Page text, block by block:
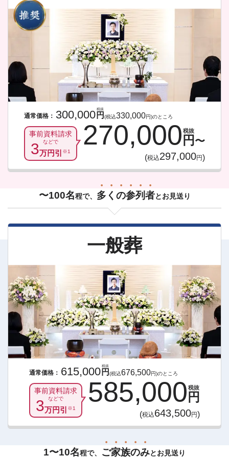
通常価格： 300,000 円
税抜
(税込330,000円)のところ
事前資料請求
などで
3万円引 ※1
270,000 円
税抜
〜
(税込297,000円)
〜100名程で、 多 く の参列者とお見送り
一般葬
通常価格： 615,000 円
税抜
(税込676,500円)のところ
事前資料請求
などで
3万円引 ※1
585,000 円
税抜
(税込643,500円)
1〜10名程で、 ご家族のみとお見送り